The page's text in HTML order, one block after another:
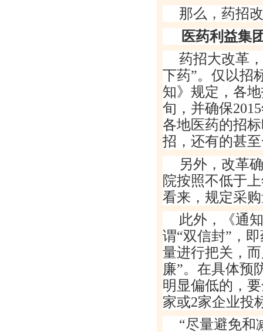
那么，药招
医药利益集
药招大改革
下药”。仅以招
知》规定，各
旬，并确保2015
各地医药的招
招，还有的甚
另外，改革
院按照不低于
看来，规定采
此外，《通
谓“双信封” ，
量进行把关，
廉”。在具体预
明显偏低的，
家或2家企业投
“尽量避免和